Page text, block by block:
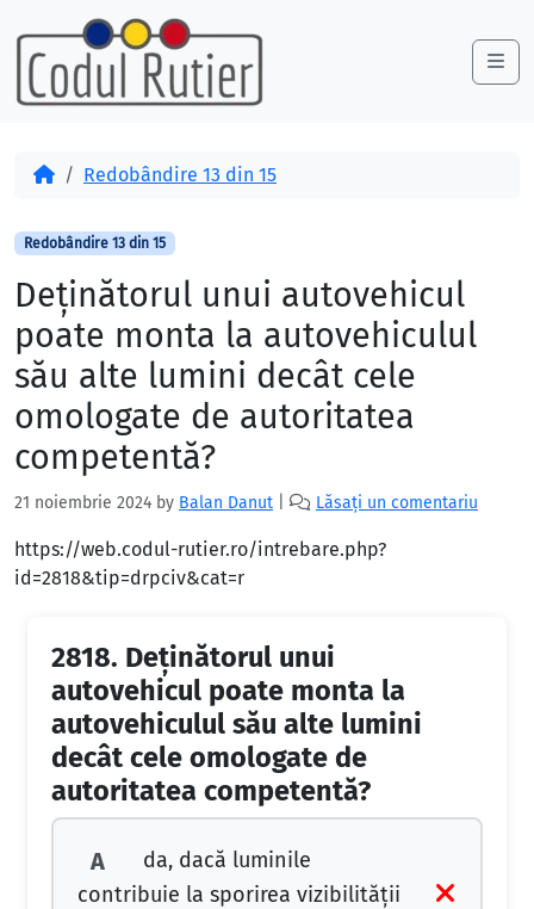
Skip to content
Skip to footer
AcasăRedobândire 13 din 15
Redobândire 13 din 15
Deţinătorul unui autovehicul
poate monta la autovehiculul
său alte lumini decât cele
omologate de autoritatea
competentă?
21 noiembrie 2024 by Balan Danut Lăsați un comentariu
https://web.codul-rutier.ro/intrebare.php?
id=2818&tip=drpciv&cat=r
2818. Deţinătorul unui
autovehicul poate monta la
autovehiculul său alte lumini
decât cele omologate de
autoritatea competentă?
A
da, dacă luminile
contribuie la sporirea vizibilităţii